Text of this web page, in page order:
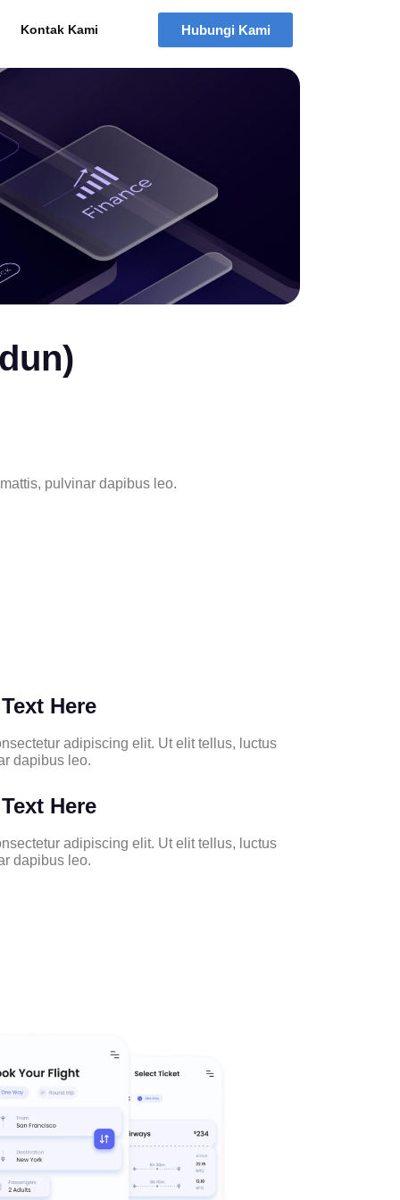
Kontak Kami Hubungi Kami
pulvinar dapibus leo.
Here
adipiscing elit. Ut elit tellus, luctus
dapibus leo.
Here
adipiscing elit. Ut elit tellus, luctus
dapibus leo.